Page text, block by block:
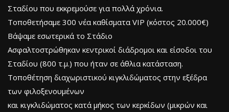
Σταδίου που εκκρεμούσε για πολλά χρόνια.
Τοποθετήσαμε 300 νέα καθίσματα VIP (κόστος 20.000€)
Βάψαμε εσωτερικά το Στάδιο
Ασφαλτοστρώθηκαν κεντρικοί διάδρομοι και είσοδοι του
Σταδίου (800 τ.μ.) που ήταν σε άθλια κατάσταση.
Τοποθέτηση διαχωριστικού κιγκλιδώματος στην εξέδρα
των φιλοξενουμένων
και κιγκλιδώματος κατά μήκος των κερκίδων (μικρών και